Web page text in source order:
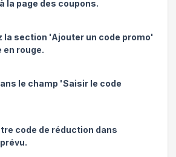
la page des coupons.
la section 'Ajouter un code promo'
en rouge.
le champ 'Saisir le code
code de réduction dans